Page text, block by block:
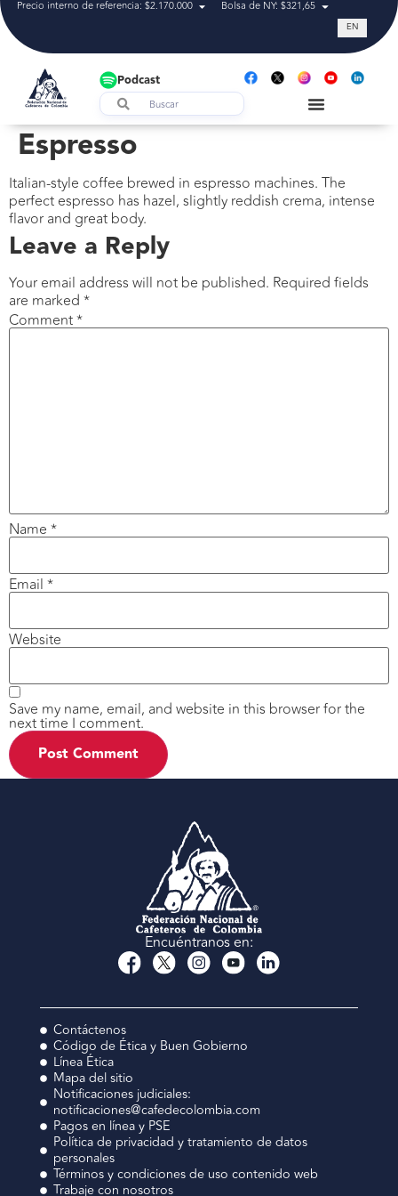
Precio interno de referencia: $2.170.000 Bolsa de NY: $321,65 Tasa de
EN
Podcast
Espresso
Italian-style coffee brewed in espresso machines. The
perfect espresso has hazel, slightly reddish crema, intense
flavor and great body.
Leave a Reply
Your email address will not be published. Required fields
are marked *
Comment*
Name *
Email *
Website
Save my name, email, and website in this browser for the
next time I comment.
Encuéntranos en:
Contáctenos
Código de Ética y Buen Gobierno
Línea Ética
Mapa del sitio
Notificaciones judiciales:
notificaciones@cafedecolombia.com
Pagos en línea y PSE
Política de privacidad y tratamiento de datos
personales
Términos y condiciones de uso contenido web
Trabaje con nosotros